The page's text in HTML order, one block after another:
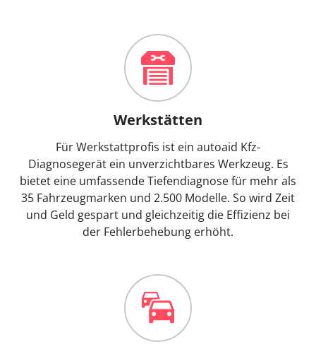
Werkstätten
Für Werkstattprofis ist ein autoaid Kfz-
Diagnosegerät ein unverzichtbares Werkzeug. Es
bietet eine umfassende Tiefendiagnose für mehr als
35 Fahrzeugmarken und 2.500 Modelle. So wird Zeit
und Geld gespart und gleichzeitig die Effizienz bei
der Fehlerbehebung erhöht.